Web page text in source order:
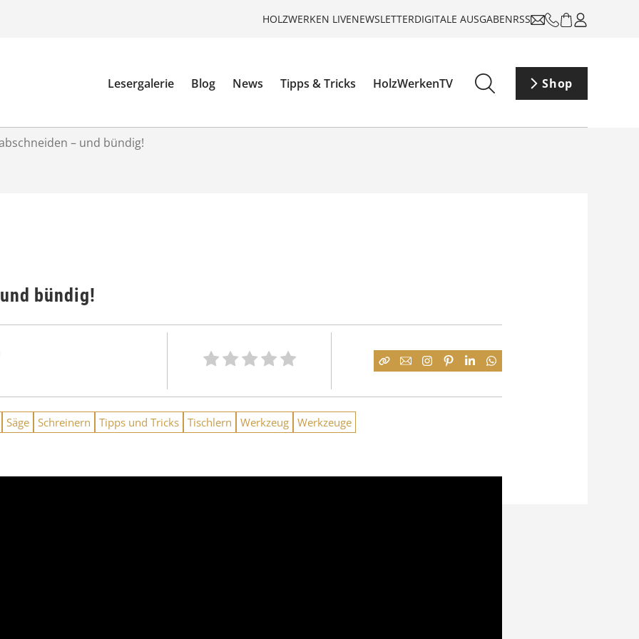
HOLZWERKEN LIVENEWSLETTERDIGITALE AUSGABENRSS
Lesergalerie Blog News Tipps & Tricks HolzWerkenTV Shop
– und bündig!
bündig!
Säge Schreinern Tipps und Tricks Tischlern Werkzeug Werkzeuge